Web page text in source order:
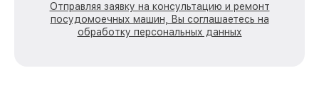
Отправляя заявку на консультацию и ремонт
посудомоечных машин, Вы соглашаетесь на
обработку персональных данных